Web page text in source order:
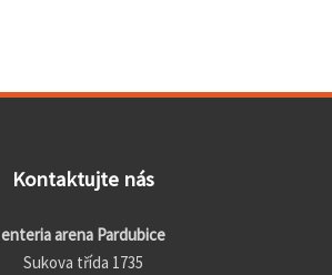
Kontaktujte nás
enteria arena Pardubice
Sukova třída 1735